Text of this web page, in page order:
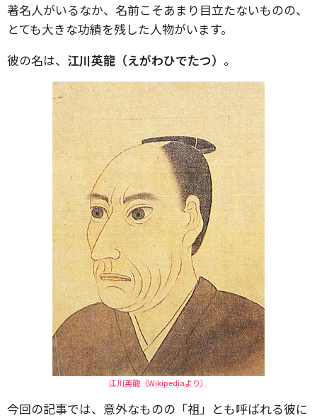
著名人がいるなか、名前こそあまり目立たないものの、
とても大きな功績を残した人物がいます。
彼の名は、 江川英龍（えがわひでたつ） 。
江川英龍（Wikipediaより）
今回の記事では、意外なものの「祖」とも呼ばれる彼に